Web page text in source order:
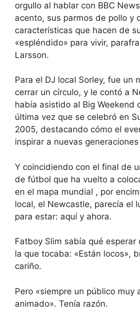
orgullo al hablar con BBC
acento, sus parmos de pollo y
características que hacen de
«espléndido» para vivir,
Larsson.
Para el DJ local Sorley, fue un
cerrar un círculo, y le contó a
había asistido al Big Weekend
última vez que se celebró en
2005, destacando cómo el
inspirar a nuevas
Y coincidiendo con el final de
de fútbol que ha vuelto a
en el mapa mundial , por
local, el Newcastle, parecía el
para estar: aquí y ahora.
Fatboy Slim sabía qué esperar
la que tocaba: «Están locos»,
cariño.
Pero «siempre un público muy
animado». Tenía razón.